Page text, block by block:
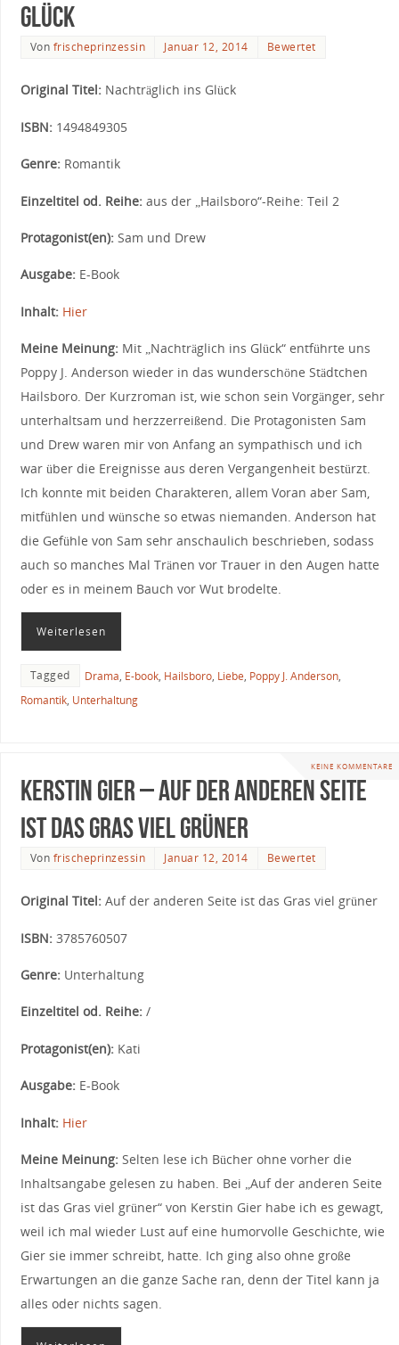
Glück
Von frischeprinzessin Januar 12, 2014 Bewertet
Original Titel: Nachträglich ins Glück
ISBN: 1494849305
Genre: Romantik
Einzeltitel od. Reihe: aus der „Hailsboro“-Reihe: Teil 2
Protagonist(en): Sam und Drew
Ausgabe: E-Book
Inhalt: Hier
Meine Meinung: Mit „Nachträglich ins Glück“ entführte uns
Poppy J. Anderson wieder in das wunderschöne Städtchen
Hailsboro. Der Kurzroman ist, wie schon sein Vorgänger, sehr
unterhaltsam und herzzerreißend. Die Protagonisten Sam
und Drew waren mir von Anfang an sympathisch und ich
war über die Ereignisse aus deren Vergangenheit bestürzt.
Ich konnte mit beiden Charakteren, allem Voran aber Sam,
mitfühlen und wünsche so etwas niemanden. Anderson hat
die Gefühle von Sam sehr anschaulich beschrieben, sodass
auch so manches Mal Tränen vor Trauer in den Augen hatte
oder es in meinem Bauch vor Wut brodelte.
Weiterlesen
Tagged Drama, E-book, Hailsboro, Liebe, Poppy J. Anderson,
Romantik, Unterhaltung
KEINE KOMMENTARE
Kerstin Gier – Auf der anderen Seite
ist das Gras viel grüner
Von frischeprinzessin Januar 12, 2014 Bewertet
Original Titel: Auf der anderen Seite ist das Gras viel grüner
ISBN: 3785760507
Genre: Unterhaltung
Einzeltitel od. Reihe: /
Protagonist(en): Kati
Ausgabe: E-Book
Inhalt: Hier
Meine Meinung: Selten lese ich Bücher ohne vorher die
Inhaltsangabe gelesen zu haben. Bei „Auf der anderen Seite
ist das Gras viel grüner“ von Kerstin Gier habe ich es gewagt,
weil ich mal wieder Lust auf eine humorvolle Geschichte, wie
Gier sie immer schreibt, hatte. Ich ging also ohne große
Erwartungen an die ganze Sache ran, denn der Titel kann ja
alles oder nichts sagen.